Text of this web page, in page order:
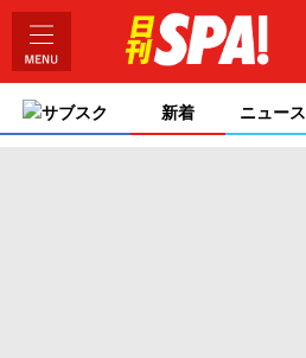
サブスク 新着 ニュース